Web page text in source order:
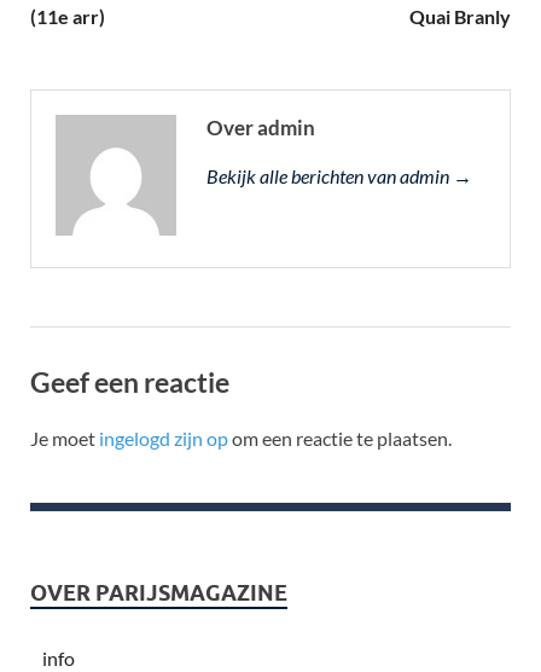
(11e arr)
Quai Branly
Over admin
Bekijk alle berichten van admin →
Geef een reactie
Je moet ingelogd zijn opom een reactie te plaatsen.
OVER PARIJSMAGAZINE
info